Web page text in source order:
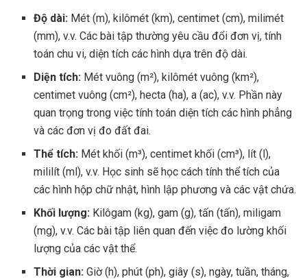
Độ dài: Mét (m), kilômét (km), centimet (cm), milimét
(mm), v.v. Các bài tập thường yêu cầu đổi đơn vị, tính
toán chu vi, diện tích các hình dựa trên độ dài.
Diện tích: Mét vuông (m²), kilômét vuông (km²),
centimet vuông (cm²), hecta (ha), a (ac), v.v. Phần này
quan trọng trong việc tính toán diện tích các hình phẳng
và các đơn vị đo đất đai.
Thể tích: Mét khối (m³), centimet khối (cm³), lít (l),
mililít (ml), v.v. Học sinh sẽ học cách tính thể tích của
các hình hộp chữ nhật, hình lập phương và các vật chứa.
Khối lượng: Kilôgam (kg), gam (g), tấn (tấn), miligam
(mg), v.v. Các bài tập liên quan đến việc đo lường khối
lượng của các vật thể.
Thời gian: Giờ (h), phút (ph), giây (s), ngày, tuần, tháng,